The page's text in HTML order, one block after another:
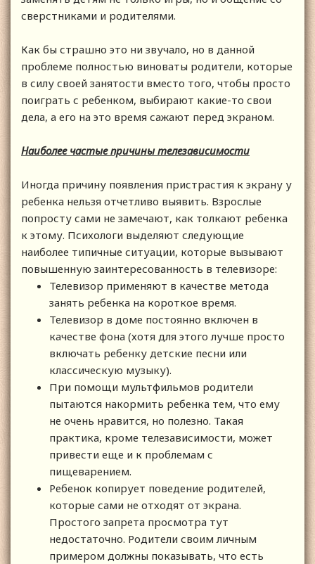
сверстниками и родителями.
Как бы страшно это ни звучало, но в данной
проблеме полностью виноваты родители, которые
в силу своей занятости вместо того, чтобы просто
поиграть с ребенком, выбирают какие-то свои
дела, а его на это время сажают перед экраном.
Наиболее частые причины телезависимости
Иногда причину появления пристрастия к экрану у
ребенка нельзя отчетливо выявить. Взрослые
попросту сами не замечают, как толкают ребенка
к этому. Психологи выделяют следующие
наиболее типичные ситуации, которые вызывают
повышенную заинтересованность в телевизоре:
Телевизор применяют в качестве метода
занять ребенка на короткое время.
Телевизор в доме постоянно включен в
качестве фона (хотя для этого лучше просто
включать ребенку детские песни или
классическую музыку).
При помощи мультфильмов родители
пытаются накормить ребенка тем, что ему
не очень нравится, но полезно. Такая
практика, кроме телезависимости, может
привести еще и к проблемам с
пищеварением.
Ребенок копирует поведение родителей,
которые сами не отходят от экрана.
Простого запрета просмотра тут
недостаточно. Родители своим личным
примером должны показывать, что есть